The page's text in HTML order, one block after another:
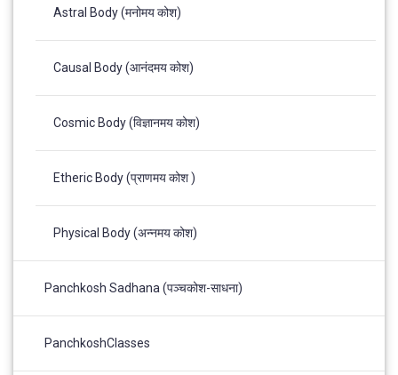
Astral Body (मनोमय कोश)
Causal Body (आनंदमय कोश)
Cosmic Body (विज्ञानमय कोश)
Etheric Body (प्राणमय कोश )
Physical Body (अन्नमय कोश)
Panchkosh Sadhana (पञ्चकोश-साधना)
PanchkoshClasses